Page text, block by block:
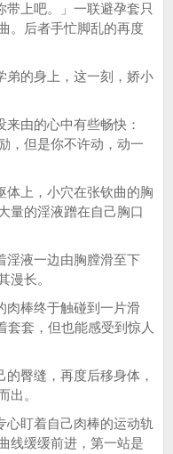
上吧。」一联避孕套只
。后者手忙脚乱的再度
的身上，这一刻，娇小
由的心中有些畅快：
，但是你不许动，动一
上，小穴在张钦曲的胸
量的淫液蹭在自己胸口
液一边由胸膛滑至下
漫长。
棒终于触碰到一片滑
套套，但也能感受到惊人
臀缝，再度后移身体，
出。
盯着自己肉棒的运动轨
线缓缓前进，第一站是